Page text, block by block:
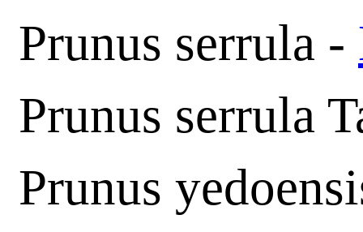
Prunus serrula -
Prunus serrula
Prunus